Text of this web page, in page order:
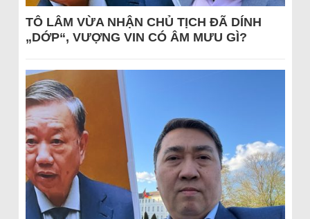
TÔ LÂM VỪA NHẬN CHỦ TỊCH ĐÃ DÍNH
„DỚP“, VƯỢNG VIN CÓ ÂM MƯU GÌ?